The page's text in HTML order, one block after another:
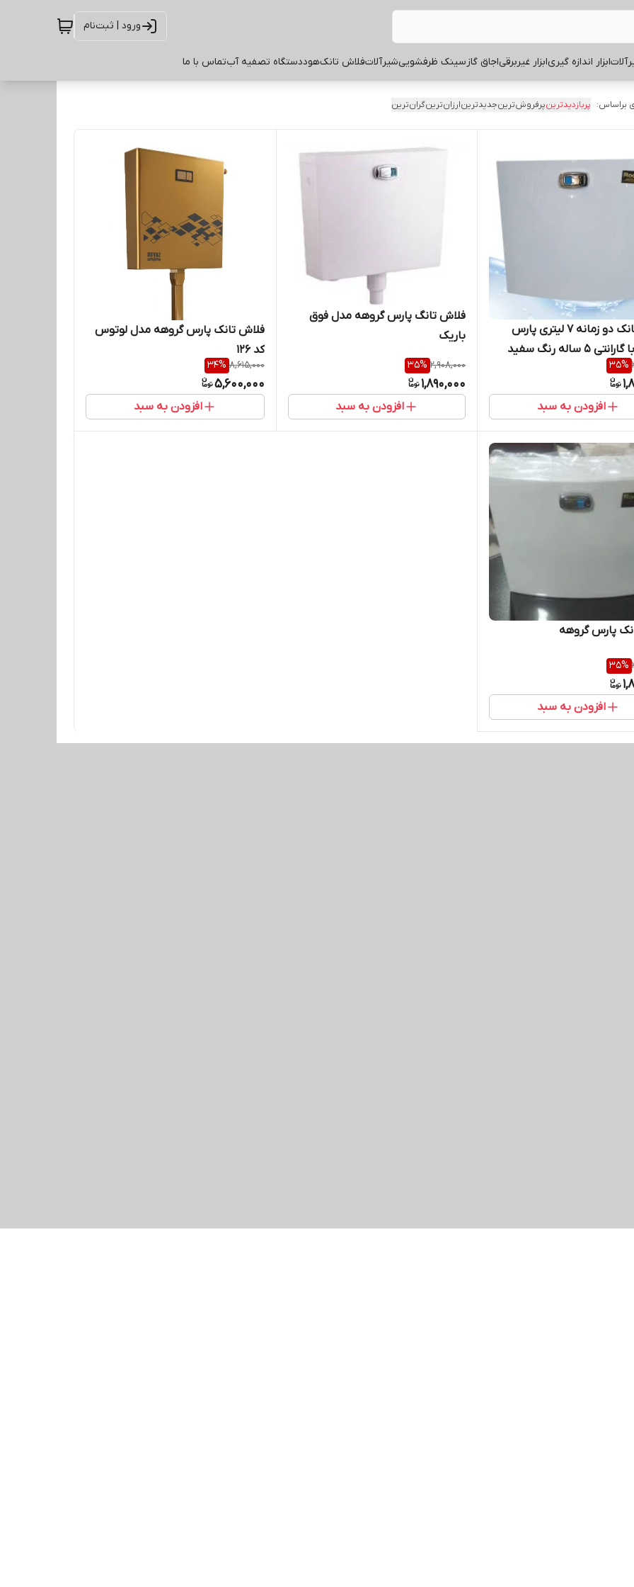
ورود | ثبت‌نام
ابزار اندازه گیریابزار غیربرقیاجاق گازسینک ظرفشوییشیرآلاتفلاش تانکهوددستگاه تصفیه آبتماس با ما
براساس: پربازدیدترینپرفروش‌ترینجدیدترینارزان‌ترینگران‌ترین
فلاش تانک دو زمانه 7 لیتری پارس
5 ساله رنگ سفید
35%
افزودن به سبد
فلاش تانگ پارس گروهه مدل فوق
باریک
2,908,000
35%
1,890,000
افزودن به سبد
فلاش تانک پارس گروهه مدل لوتوس
کد 126
8,615,000
34%
5,600,000
افزودن به سبد
پارس گروهه
35%
افزودن به سبد